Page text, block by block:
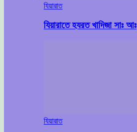
যিয়ারাত
যিয়ারাতে হযরত খাদিজা সাঃ আঃ
যিয়ারাত